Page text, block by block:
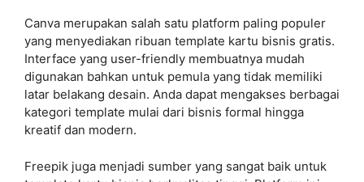
Canva merupakan salah satu platform paling populer
yang menyediakan ribuan template kartu bisnis gratis.
Interface yang user-friendly membuatnya mudah
digunakan bahkan untuk pemula yang tidak memiliki
latar belakang desain. Anda dapat mengakses berbagai
kategori template mulai dari bisnis formal hingga
kreatif dan modern.
Freepik juga menjadi sumber yang sangat baik untuk